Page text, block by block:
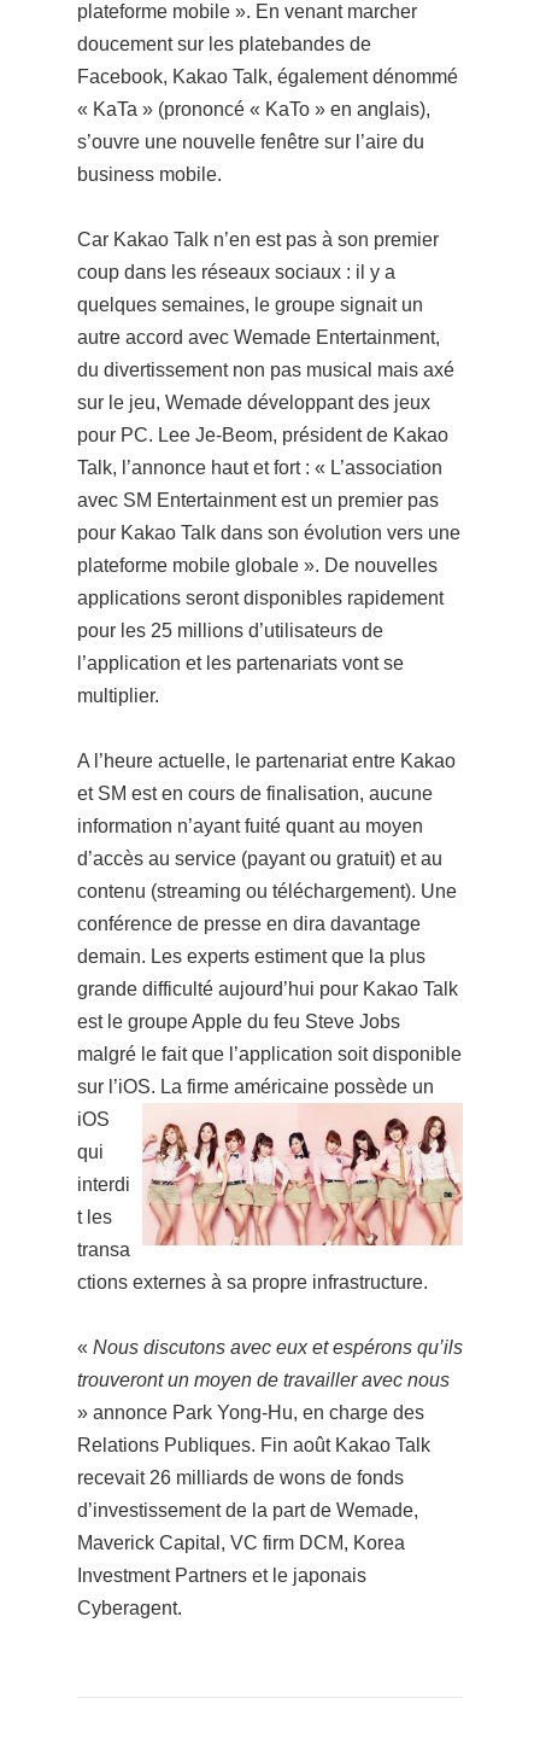
plateforme mobile ». En venant marcher
doucement sur les platebandes de
Facebook, Kakao Talk, également dénommé
« KaTa » (prononcé « KaTo » en anglais),
s’ouvre une nouvelle fenêtre sur l’aire du
business mobile.
Car Kakao Talk n’en est pas à son premier
coup dans les réseaux sociaux : il y a
quelques semaines, le groupe signait un
autre accord avec Wemade Entertainment,
du divertissement non pas musical mais axé
sur le jeu, Wemade développant des jeux
pour PC. Lee Je-Beom, président de Kakao
Talk, l’annonce haut et fort : « L’association
avec SM Entertainment est un premier pas
pour Kakao Talk dans son évolution vers une
plateforme mobile globale ». De nouvelles
applications seront disponibles rapidement
pour les 25 millions d’utilisateurs de
l’application et les partenariats vont se
multiplier.
A l’heure actuelle, le partenariat entre Kakao
et SM est en cours de finalisation, aucune
information n’ayant fuité quant au moyen
d’accès au service (payant ou gratuit) et au
contenu (streaming ou téléchargement). Une
conférence de presse en dira davantage
demain. Les experts estiment que la plus
grande difficulté aujourd’hui pour Kakao Talk
est le groupe Apple du feu Steve Jobs
malgré le fait que l’application soit disponible
sur l’iOS. La firme américaine possède un
iOS
qui
interdi
t les
transa
ctions externes à sa propre infrastructure.
« Nous discutons avec eux et espérons qu’ils
trouveront un moyen de travailler avec nous
» annonce Park Yong-Hu, en charge des
Relations Publiques. Fin août Kakao Talk
recevait 26 milliards de wons de fonds
d’investissement de la part de Wemade,
Maverick Capital, VC firm DCM, Korea
Investment Partners et le japonais
Cyberagent.